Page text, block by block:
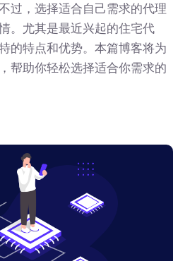
过，选择适合自己需求的代理
。尤其是最近兴起的住宅代
的特点和优势。本篇博客将为
帮助你轻松选择适合你需求的